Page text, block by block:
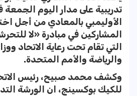
تدريبية على مدار اليوم الجمعة
الأوليمبي بالمعادي من أجل
المشاركين في مبادرة «لا
التي تقام تحت رعاية الاتحاد
والرياضة والأمم المتحدة.
وكشف محمد صبيح، رئيس
للكيك بوكسينج، ان الورشة